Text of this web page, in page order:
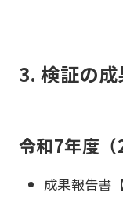
3. 検証の成
令和7年度（
成果報告書